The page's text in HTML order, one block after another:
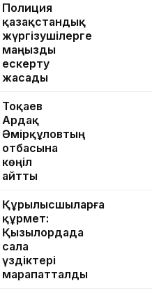
Полиция
қазақстандық
жүргізушілерге
маңызды
ескерту
жасады
Тоқаев
Ардақ
Әмірқұловтың
отбасына
көңіл
айтты
Құрылысшыларға
құрмет:
Қызылордада
сала
үздіктері
марапатталды